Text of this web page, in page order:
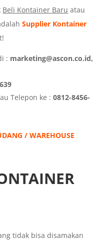
Beli Kontainer Baru atau
Supplier Kontainer
: marketing@ascon.co.id,
Telepon ke :0812-8456-
/ WAREHOUSE
tidak bisa disamakan